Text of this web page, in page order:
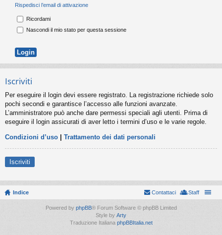
Rispedisci l’email di attivazione
Ricordami
Nascondi il mio stato per questa sessione
Iscriviti
Per eseguire il login devi essere registrato. La registrazione richiede solo
pochi secondi e garantisce l’accesso alle funzioni avanzate.
L’amministratore può anche dare permessi speciali agli utenti. Prima di
eseguire il login assicurati di aver letto i termini d’uso e le varie regole.
Condizioni d’uso Trattamento dei dati personali
Iscriviti
Indice Staff
Contattaci
Powered by phpBB® Forum Software © phpBB Limited
Style by Arty
Traduzione Italiana phpBBItalia.net